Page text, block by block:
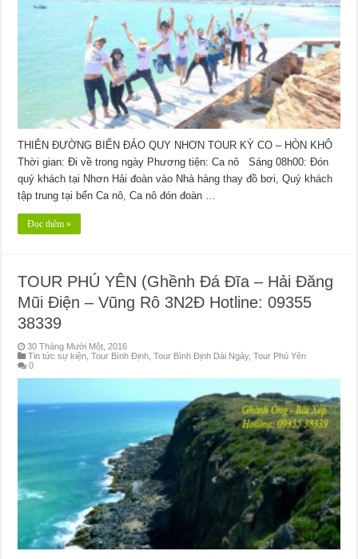
THIÊN ĐƯỜNG BIỂN ĐẢO QUY NHƠN TOUR KỲ CO – HÒN KHÔ
Thời gian: Đi về trong ngày Phương tiện: Ca nô Sáng 08h00: Đón
quý khách tại Nhơn Hải đoàn vào Nhà hàng thay đồ bơi, Quý khách
tập trung tại bến Ca nô, Ca nô đón đoàn …
Đọc thêm »
TOUR PHÚ YÊN (Ghềnh Đá Đĩa – Hải Đăng
Mũi Điện – Vũng Rô 3N2Đ Hotline: 09355
38339
30 Tháng Mười Một, 2016
Tin tức sự kiện ,Tour Bình Định ,Tour Bình Định Dài Ngày,Tour Phú Yên
0